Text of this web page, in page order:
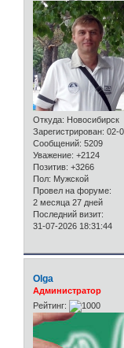
Откуда: Новосибирск
Зарегистрирован: 02-
Сообщений: 5209
Уважение: +2124
Позитив: +3266
Пол: Мужской
Провел на форуме:
2 месяца 27 дней
Последний визит:
31-07-2026 18:31:44
Olga
Администратор
Рейтинг: